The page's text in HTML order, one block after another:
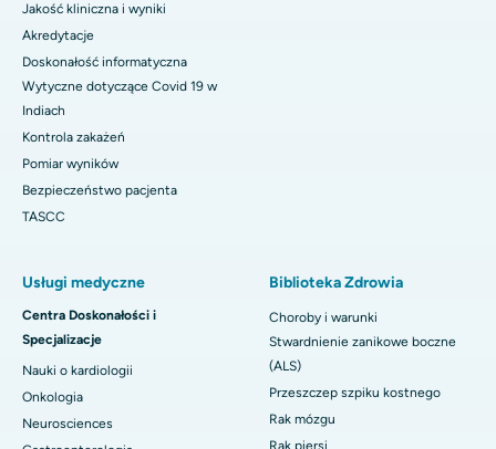
Jakość kliniczna i wyniki
Akredytacje
Doskonałość informatyczna
Wytyczne dotyczące Covid 19 w
Indiach
Kontrola zakażeń
Pomiar wyników
Bezpieczeństwo pacjenta
TASCC
Usługi medyczne
Centra Doskonałości i
Specjalizacje
Nauki o kardiologii
Onkologia
Neurosciences
Biblioteka Zdrowia
Choroby i warunki
Stwardnienie zanikowe boczne
(ALS)
Przeszczep szpiku kostnego
Rak mózgu